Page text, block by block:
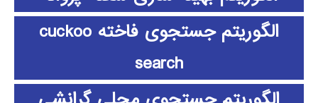
الگوریتم جستجوی فاخته cuckoo
search